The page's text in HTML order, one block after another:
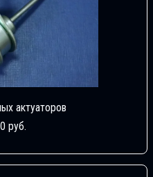
актуаторов
руб.